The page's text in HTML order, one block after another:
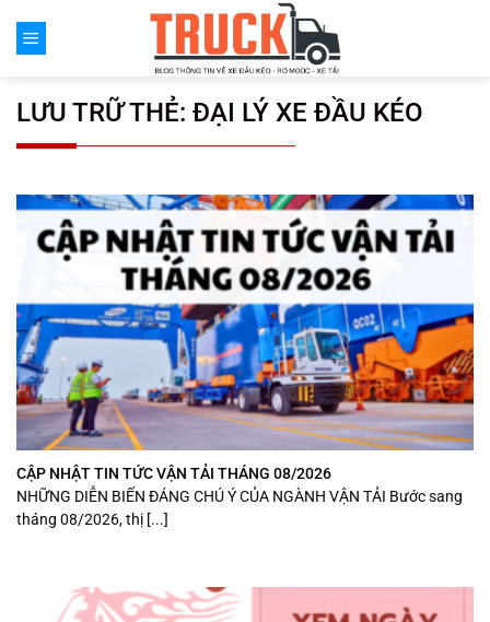
đến
LƯU TRỮ THẺ: ĐẠI LÝ XE ĐẦU KÉO
CẬP NHẬT TIN TỨC VẬN TẢI THÁNG 08/2026
NHỮNG DIỄN BIẾN ĐÁNG CHÚ Ý CỦA NGÀNH VẬN TẢI Bước sang
tháng 08/2026, thị [...]